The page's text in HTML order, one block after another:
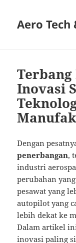
Aero
Inovasi
Dengan
penerbangan,
industri
perubahan
pesawat yang
autopilot yang
lebih dekat ke
Dalam artikel
inovasi paling